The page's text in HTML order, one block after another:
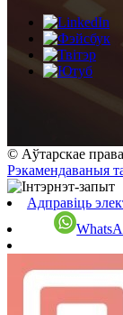
© Аўтарскае
Рэкамендаваныя
Адправіць